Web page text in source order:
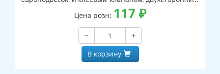
ВД-лак)
Цена розн: 117 ₽
−
+
В корзину